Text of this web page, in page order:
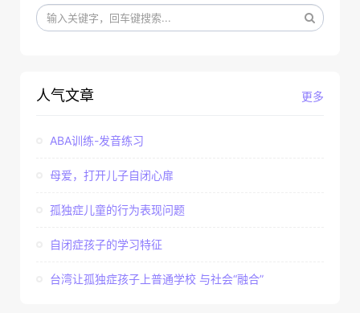
更多
人气文章
ABA训练-发音练习
母爱，打开儿子自闭心扉
孤独症儿童的行为表现问题
自闭症孩子的学习特征
台湾让孤独症孩子上普通学校 与社会“融合”